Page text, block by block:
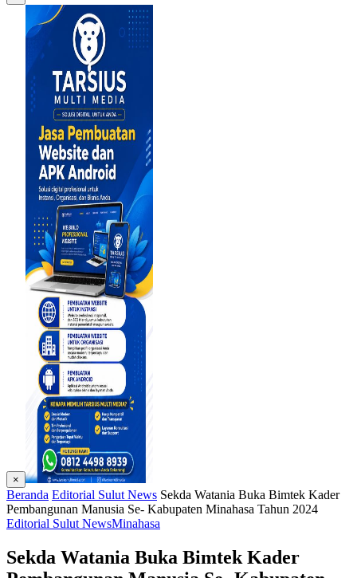
×
Beranda Editorial Sulut News Sekda Watania Buka Bimtek Kader
Pembangunan Manusia Se- Kabupaten Minahasa Tahun 2024
Editorial Sulut NewsMinahasa
Sekda Watania Buka Bimtek Kader